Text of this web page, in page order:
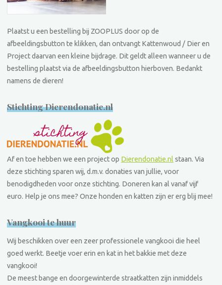
Plaatst u een bestelling bij ZOOPLUS door op de
afbeeldingsbutton te klikken, dan ontvangt Kattenwoud / Dier en
Project daarvan een kleine bijdrage. Dit geldt alleen wanneer u de
bestelling plaatst via de afbeeldingsbutton hierboven. Bedankt
namens de dieren!
Stichting Dierendonatie.nl
Af en toe hebben we een project op Dierendonatie.nlstaan. Via
deze stichting sparen wij, d.m.v. donaties van jullie, voor
benodigdheden voor onze stichting. Doneren kan al vanaf vijf
euro. Help je ons mee? Onze honden en katten zijn er erg blij mee!
Vangkooi te huur
Wij beschikken over een zeer professionele vangkooi die heel
goed werkt. Beetje voer erin en kat in het bakkie met deze
vangkooi!
De meest bange en doorgewinterde straatkatten zijn inmiddels